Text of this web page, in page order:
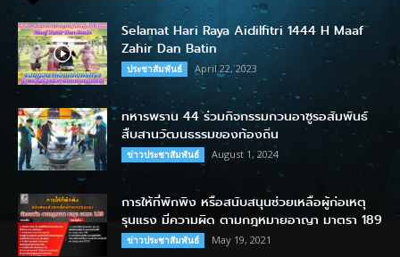
Selamat Hari Raya Aidilfitri 1444 H Maaf
Zahir Dan Batin
ประชาสัมพันธ์ April 22, 2023
ทหารพราน 44 ร่วมกิจกรรมกวนอาซูรอสัมพันธ์
สืบสานวัฒนธรรมของท้องถิ่น
ข่าวประชาสัมพันธ์ August 1, 2024
การให้ที่พักพิง หรือสนับสนุนช่วยเหลือผู้ก่อเหตุ
รุนแรง มีความผิด ตามกฎหมายอาญา มาตรา 189
ข่าวประชาสัมพันธ์ May 19, 2021